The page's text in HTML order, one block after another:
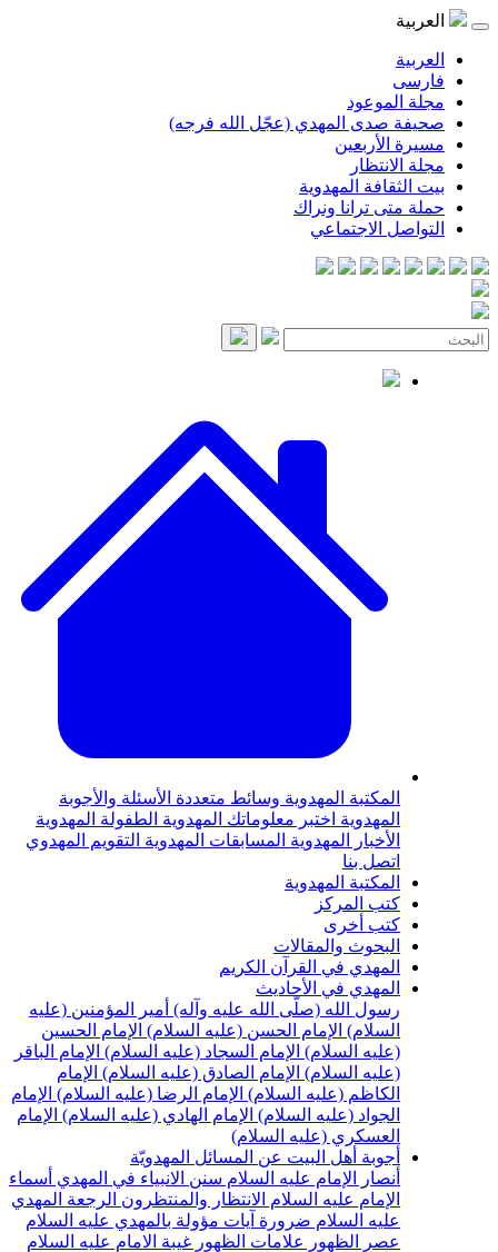
المهدي (عجّل الله فرجه)
المهدوية
ترانا ونراك
الاجتماعي
المهدويةوسائط متعددةالأسئلة والأجوبة
اختبر معلوماتك المهدويةالطفولة المهدوية
المهدويةالمسابقات المهدويةالتقويم المهدوي
المهدوية
والمقالات
في القرآن الكريم
في الأحاديث
الله (صلّى الله عليه وآله) أمير المؤمنين (عليه
الإمام الحسن (عليه السلام) الإمام الحسين
الإمام السجاد (عليه السلام) الإمام الباقر
الإمام الصادق (عليه السلام) الإمام
(عليه السلام) الإمام الرضا (عليه السلام) الإمام
(عليه السلام) الإمام الهادي (عليه السلام) الإمام
(عليه السلام)
أهل البيت عن المسائل المهدويّة
الإمام عليه السلامسنن الانبياء في المهديأسماء
عليه السلامالانتظار والمنتظرونالرجعةالمهدي
السلام ضرورة آيات مؤولة بالمهدي عليه السلام
علامات الظهورغيبة الامام عليه السلام